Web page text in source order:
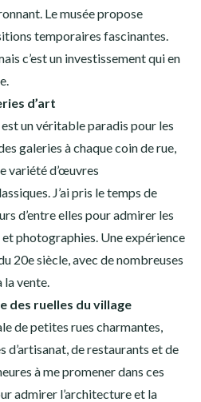
Le musée propose
temporaires fascinantes.
c’est un investissement qui en
d’art
un véritable paradis pour les
galeries à chaque coin de rue,
variété d’œuvres
J’ai pris le temps de
d’entre elles pour admirer les
photographies. Une expérience
20e siècle, avec de nombreuses
vente.
des ruelles du village
de petites rues charmantes,
d’artisanat, de restaurants et de
à me promener dans ces
admirer l’architecture et la